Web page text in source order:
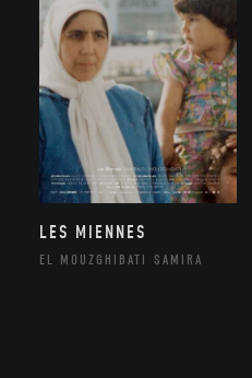
LES MIENNES
EL MOUZGHIBATI SAMIRA